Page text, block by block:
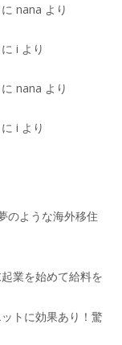
に nana より
に i より
に nana より
に i より
のような海外移住
業を始めて給料を
トに効果あり！驚